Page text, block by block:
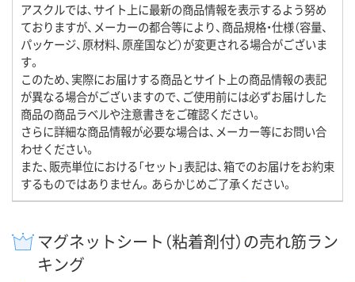
アスクルでは、サイト上に最新の商品情報を表示するよう努め
ておりますが、メーカーの都合等により、商品規格・仕様（容量、
パッケージ、原材料、原産国など）が変更される場合がございま
す。
このため、実際にお届けする商品とサイト上の商品情報の表記
が異なる場合がございますので、ご使用前には必ずお届けした
商品の商品ラベルや注意書きをご確認ください。
さらに詳細な商品情報が必要な場合は、メーカー等にお問い合
わせください。
また、販売単位における「セット」表記は、箱でのお届けをお約束
するものではありません。あらかじめご了承ください。
マグネットシート（粘着剤付）の売れ筋ラン
キング